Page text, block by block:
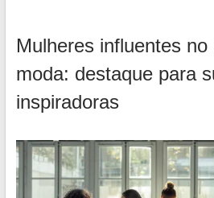
Mulheres influentes no
moda: destaque para
inspiradoras